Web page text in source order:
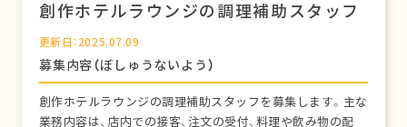
創作ホテルラウンジの調理補助スタッフ
更新日：2025.07.09
募集内容（ぼしゅうないよう）
創作ホテルラウンジの調理補助スタッフを募集します。主な
業務内容は、店内での接客、注文の受付、料理や飲み物の配